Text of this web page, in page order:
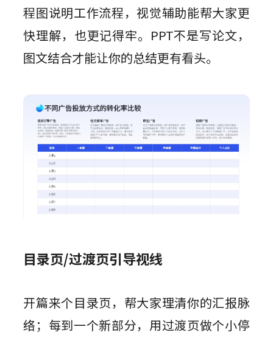
程图说明工作流程，视觉辅助能帮大家更
快理解，也更记得牢。PPT不是写论文，
图文结合才能让你的总结更有看头。
目录页/过渡页引导视线
开篇来个目录页，帮大家理清你的汇报脉
络；每到一个新部分，用过渡页做个小停